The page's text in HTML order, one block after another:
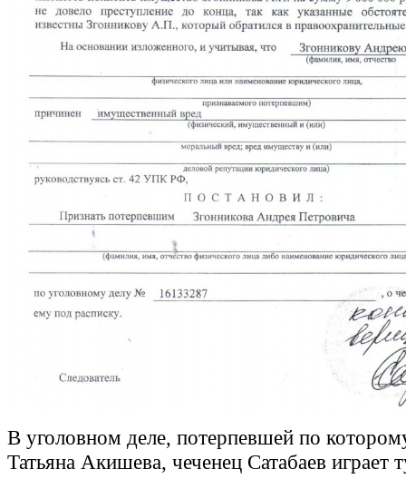
В уголовном деле, потерпевшей по
Татьяна Акишева, чеченец Сатабаев играет